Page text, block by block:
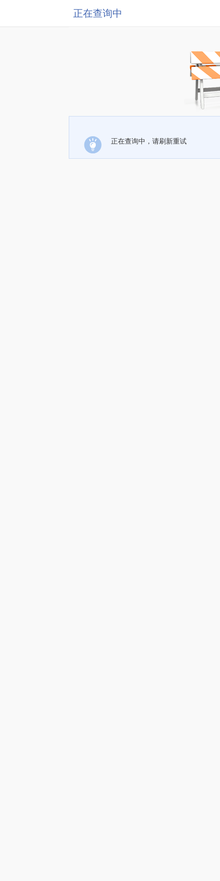
正在查询中
正在查询中，请刷新重试